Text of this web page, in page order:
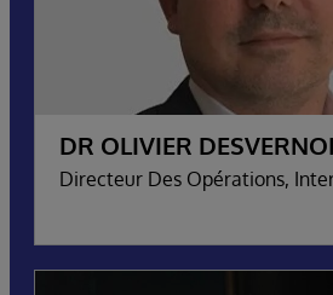
DR OLIVIER
Directeur Des Opérations,